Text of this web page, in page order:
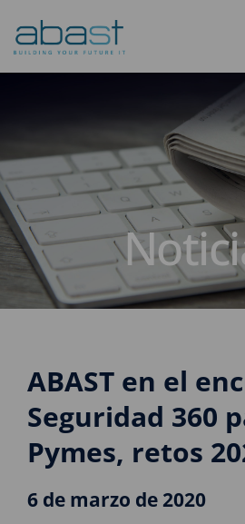
ABAST en el
Seguridad 360
Pymes, retos
6 de marzo de 2020